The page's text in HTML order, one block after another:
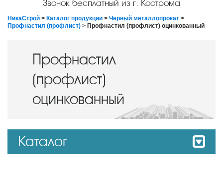
Звонок бесплатный из г. Кострома
НикаСтрой > Каталог продукции > Черный металлопрокат >
Профнастил (профлист) > Профнастил (профлист) оцинкованный
Профнастил
(профлист)
оцинкованный
Каталог